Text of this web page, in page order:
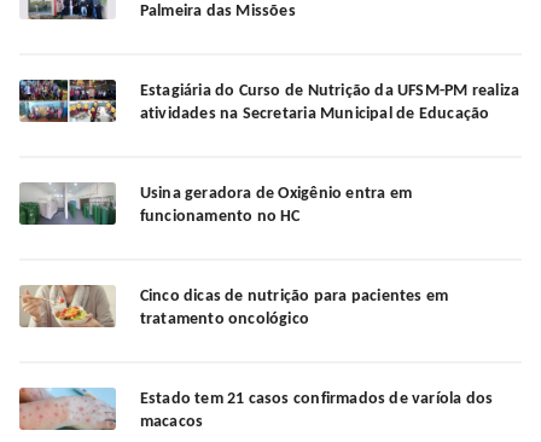
Palmeira das Missões
Estagiária do Curso de Nutrição da UFSM-PM realiza
atividades na Secretaria Municipal de Educação
Usina geradora de Oxigênio entra em
funcionamento no HC
Cinco dicas de nutrição para pacientes em
tratamento oncológico
Estado tem 21 casos confirmados de varíola dos
macacos